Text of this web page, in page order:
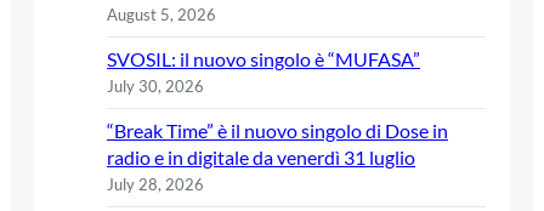
August 5, 2026
SVOSIL: il nuovo singolo è “MUFASA”
July 30, 2026
“Break Time” è il nuovo singolo di Dose in
radio e in digitale da venerdì 31 luglio
July 28, 2026